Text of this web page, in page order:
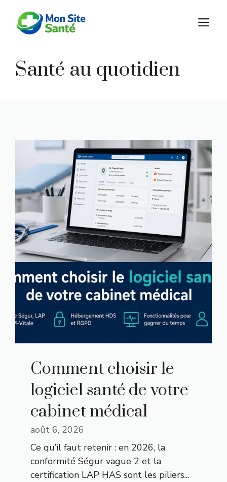
contenu
Santé au quotidien
Comment choisir le
logiciel santé de votre
cabinet médical
août 6, 2026
Ce qu’il faut retenir : en 2026, la
conformité Ségur vague 2 et la
certification LAP HAS sont les piliers...